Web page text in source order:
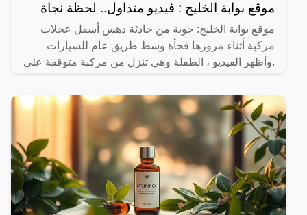
موقع بوابة الخليج : فيديو متداول.. لحظة نجاة
موقع بوابة الخليج: جوبة من حادثة دهس أسفل عجلات
مركبة أثناء مرورها فجأة وسط طريق عام للسيارات
.وأظهر الفيديو ، الطفلة وهي تنزل من مركبة متوقفة على